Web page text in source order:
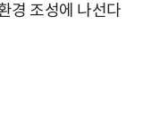
경 조성에 나선다